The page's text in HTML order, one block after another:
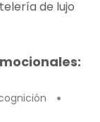
de lujo